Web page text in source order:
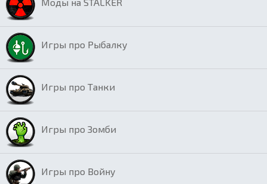
Игры про Рыбалку
Игры про Танки
Игры про Зомби
Игры про Войну